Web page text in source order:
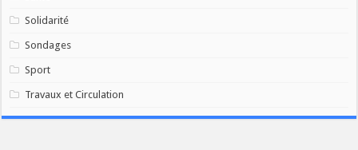
Solidarité
Sondages
Sport
Travaux et Circulation